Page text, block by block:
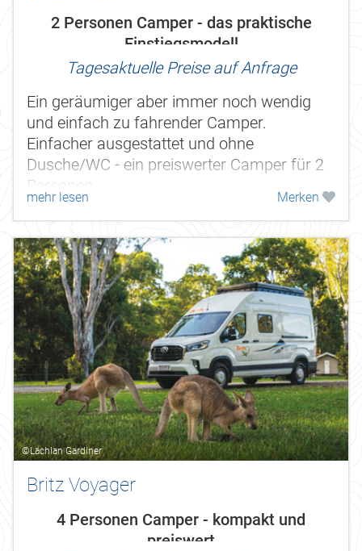
2 Personen Camper - das praktische
Einstiegsmodell
Tagesaktuelle Preise auf Anfrage
Ein geräumiger aber immer noch wendig
und einfach zu fahrender Camper.
Einfacher ausgestattet und ohne
Dusche/WC - ein preiswerter Camper für 2
Personen.
mehr lesen Merken
©Lachlan Gardiner
Britz Voyager
4 Personen Camper - kompakt und
preiswert